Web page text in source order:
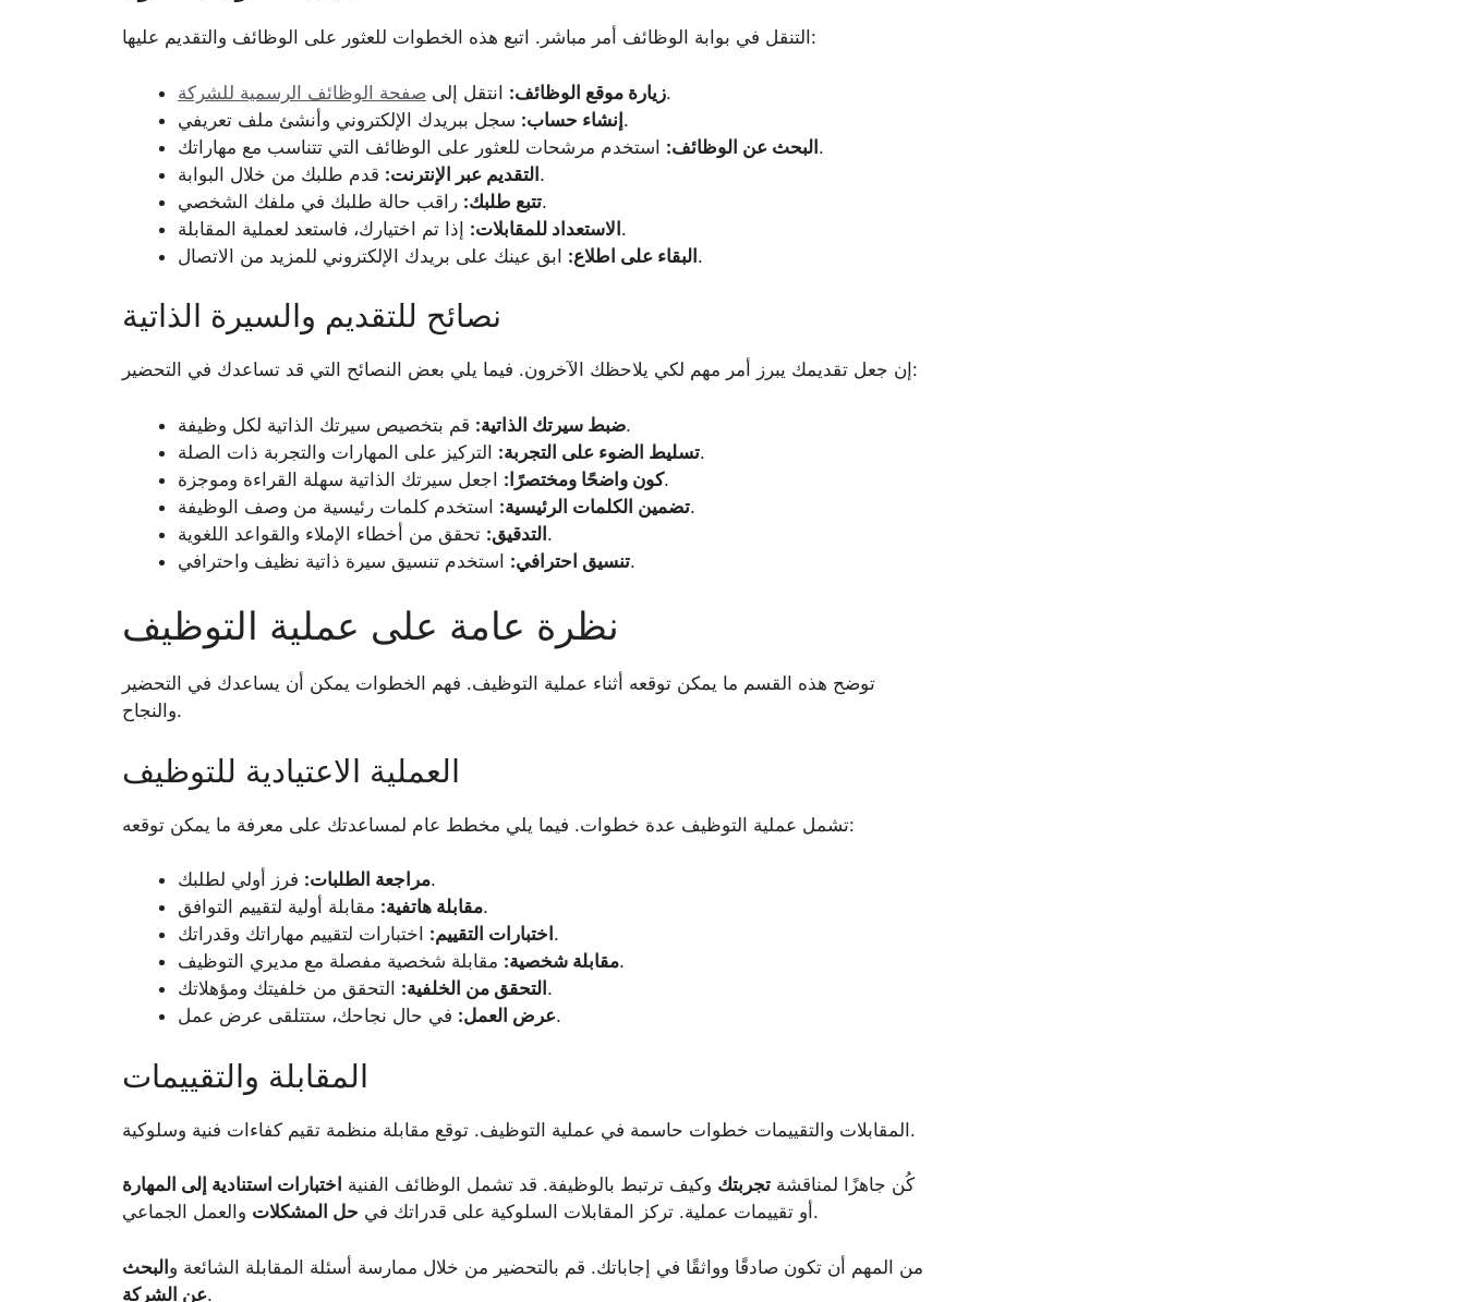
التنقل في بوابة الوظائف أمر مباشر. اتبع هذه الخطوات للعثور على الوظائف والتقديم عليها:
زيارة موقع الوظائف: انتقل إلى صفحة الوظائف الرسمية للشركة
.
إنشاء حساب:سجل ببريدك الإلكتروني وأنشئ ملف تعريفي.
البحث عن الوظائف:استخدم مرشحات للعثور على الوظائف التي تتناسب مع مهاراتك.
التقديم عبر الإنترنت:قدم طلبك من خلال البوابة.
تتبع طلبك:راقب حالة طلبك في ملفك الشخصي.
الاستعداد للمقابلات:إذا تم اختيارك، فاستعد لعملية المقابلة.
البقاء على اطلاع:ابق عينك على بريدك الإلكتروني للمزيد من الاتصال.
نصائح للتقديم والسيرة الذاتية
إن جعل تقديمك يبرز أمر مهم لكي يلاحظك الآخرون. فيما يلي بعض النصائح التي قد تساعدك في التحضير:
ضبط سيرتك الذاتية:قم بتخصيص سيرتك الذاتية لكل وظيفة.
تسليط الضوء على التجربة:التركيز على المهارات والتجربة ذات الصلة.
كون واضحًا ومختصرًا:اجعل سيرتك الذاتية سهلة القراءة وموجزة.
تضمين الكلمات الرئيسية:استخدم كلمات رئيسية من وصف الوظيفة.
التدقيق:تحقق من أخطاء الإملاء والقواعد اللغوية.
تنسيق احترافي:استخدم تنسيق سيرة ذاتية نظيف واحترافي.
نظرة عامة على عملية التوظيف
توضح هذه القسم ما يمكن توقعه أثناء عملية التوظيف. فهم الخطوات يمكن أن يساعدك في التحضير
والنجاح.
العملية الاعتيادية للتوظيف
تشمل عملية التوظيف عدة خطوات. فيما يلي مخطط عام لمساعدتك على معرفة ما يمكن توقعه:
مراجعة الطلبات:فرز أولي لطلبك.
مقابلة هاتفية:مقابلة أولية لتقييم التوافق.
اختبارات التقييم: اختبارات لتقييم مهاراتك وقدراتك.
مقابلة شخصية:مقابلة شخصية مفصلة مع مديري التوظيف.
التحقق من الخلفية: التحقق من خلفيتك ومؤهلاتك.
عرض العمل:في حال نجاحك، ستتلقى عرض عمل.
المقابلة والتقييمات
المقابلات والتقييمات خطوات حاسمة في عملية التوظيف. توقع مقابلة منظمة تقيم كفاءات فنية وسلوكية.
كُن جاهزًا لمناقشة تجربتك وكيف ترتبط بالوظيفة. قد تشمل الوظائف الفنية اختبارات استنادية إلى المهارة
أو تقييمات عملية. تركز المقابلات السلوكية على قدراتك في حل المشكلات والعمل الجماعي.
من المهم أن تكون صادقًا وواثقًا في إجاباتك. قم بالتحضير من خلال ممارسة أسئلة المقابلة الشائعة والبحث
عن الشركة.